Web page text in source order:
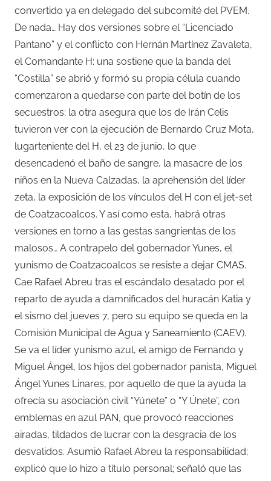
convertido ya en delegado del subcomité del PVEM.
De nada… Hay dos versiones sobre el “Licenciado
Pantano” y el conflicto con Hernán Martínez Zavaleta,
el Comandante H: una sostiene que la banda del
“Costilla” se abrió y formó su propia célula cuando
comenzaron a quedarse con parte del botín de los
secuestros; la otra asegura que los de Irán Celis
tuvieron ver con la ejecución de Bernardo Cruz Mota,
lugarteniente del H, el 23 de junio, lo que
desencadenó el baño de sangre, la masacre de los
niños en la Nueva Calzadas, la aprehensión del líder
zeta, la exposición de los vínculos del H con el jet-set
de Coatzacoalcos. Y así como esta, habrá otras
versiones en torno a las gestas sangrientas de los
malosos… A contrapelo del gobernador Yunes, el
yunismo de Coatzacoalcos se resiste a dejar CMAS.
Cae Rafael Abreu tras el escándalo desatado por el
reparto de ayuda a damnificados del huracán Katia y
el sismo del jueves 7, pero su equipo se queda en la
Comisión Municipal de Agua y Saneamiento (CAEV).
Se va el líder yunismo azul, el amigo de Fernando y
Miguel Ángel, los hijos del gobernador panista, Miguel
Ángel Yunes Linares, por aquello de que la ayuda la
ofrecía su asociación civil “Yúnete” o “Y Únete”, con
emblemas en azul PAN, que provocó reacciones
airadas, tildados de lucrar con la desgracia de los
desvalidos. Asumió Rafael Abreu la responsabilidad;
explicó que lo hizo a título personal; señaló que las